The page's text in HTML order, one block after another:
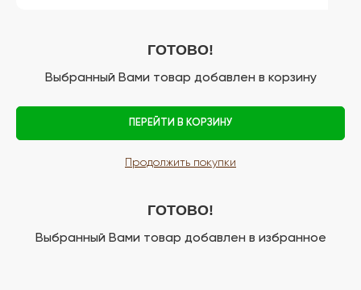
ГОТОВО!
Выбранный Вами товар добавлен в корзину
ПЕРЕЙТИ В КОРЗИНУ
Продолжить покупки
ГОТОВО!
Выбранный Вами товар добавлен в избранное